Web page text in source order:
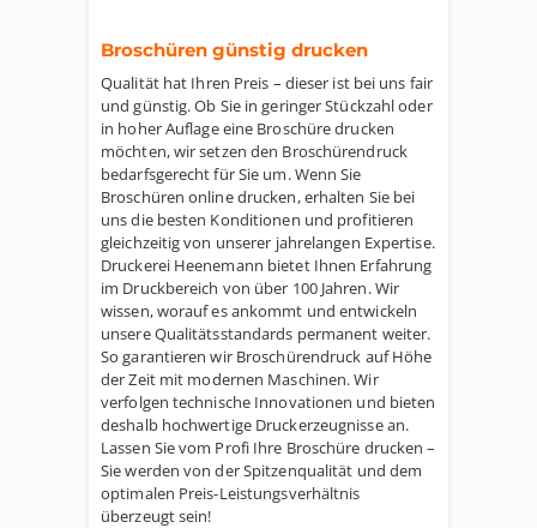
Broschüren günstig drucken
Qualität hat Ihren Preis – dieser ist bei uns fair
und günstig. Ob Sie in geringer Stückzahl oder
in hoher Auflage eine Broschüre drucken
möchten, wir setzen den Broschürendruck
bedarfsgerecht für Sie um. Wenn Sie
Broschüren online drucken, erhalten Sie bei
uns die besten Konditionen und profitieren
gleichzeitig von unserer jahrelangen Expertise.
Druckerei Heenemann bietet Ihnen Erfahrung
im Druckbereich von über 100 Jahren. Wir
wissen, worauf es ankommt und entwickeln
unsere Qualitätsstandards permanent weiter.
So garantieren wir Broschürendruck auf Höhe
der Zeit mit modernen Maschinen. Wir
verfolgen technische Innovationen und bieten
deshalb hochwertige Druckerzeugnisse an.
Lassen Sie vom Profi Ihre Broschüre drucken –
Sie werden von der Spitzenqualität und dem
optimalen Preis-Leistungsverhältnis
überzeugt sein!